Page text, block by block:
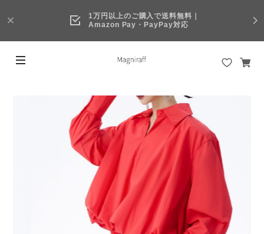
1万円以上のご購入で送料無料｜
Amazon Pay・PayPay対応